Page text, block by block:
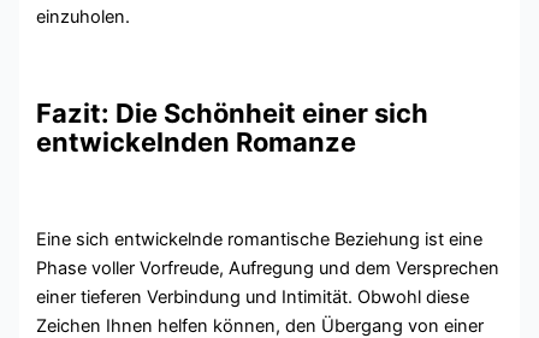
einzuholen.
Fazit: Die Schönheit einer sich
entwickelnden Romanze
Eine sich entwickelnde romantische Beziehung ist eine
Phase voller Vorfreude, Aufregung und dem Versprechen
einer tieferen Verbindung und Intimität. Obwohl diese
Zeichen Ihnen helfen können, den Übergang von einer